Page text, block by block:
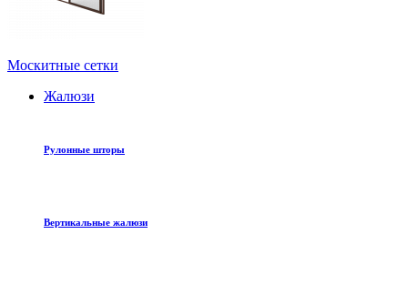
Москитные сетки
Жалюзи
Рулонные шторы
Вертикальные жалюзи